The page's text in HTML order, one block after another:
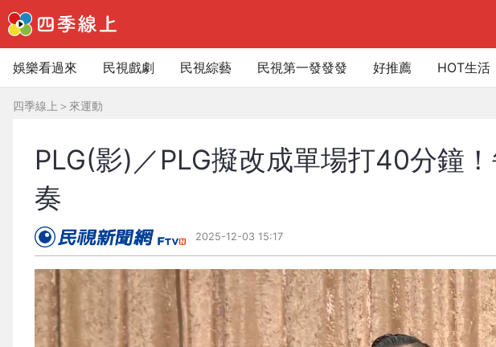
娛樂看過來 民視戲劇 民視綜藝 民視第一發發發 好推薦 HOT生活
四季線上 ＞ 來運動
PLG(影)／PLG擬改成單場打40分鐘
奏
2025-12-03 15:17